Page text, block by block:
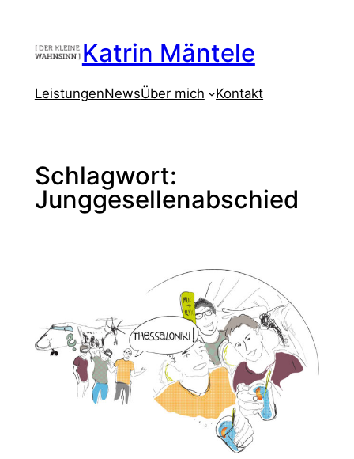
springen
Katrin Mäntele
LeistungenNewsÜber mich Kontakt
Schlagwort:
Junggesellenabschied